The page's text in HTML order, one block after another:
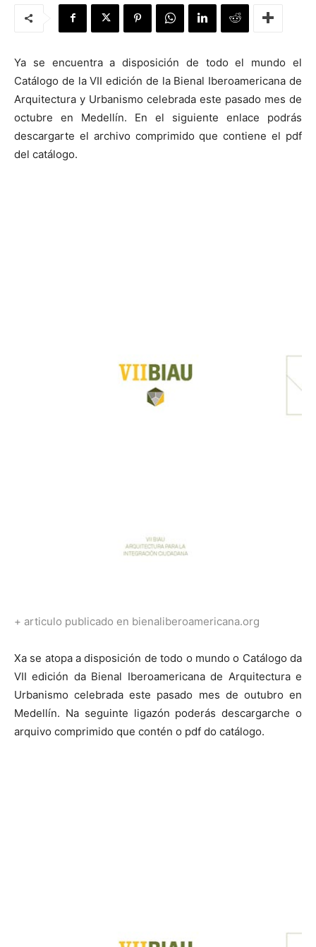
Ya se encuentra a disposición de todo el mundo el
Catálogo de la VII edición de la Bienal Iberoamericana de
Arquitectura y Urbanismo celebrada este pasado mes de
octubre en Medellín. En el siguiente enlace podrás
descargarte el archivo comprimido que contiene el pdf
del catálogo.
+ articulo publicado en bienaliberoamericana.org
Xa se atopa a disposición de todo o mundo o Catálogo da
VII edición da Bienal Iberoamericana de Arquitectura e
Urbanismo celebrada este pasado mes de outubro en
Medellín. Na seguinte ligazón poderás descargarche o
arquivo comprimido que contén o pdf do catálogo.